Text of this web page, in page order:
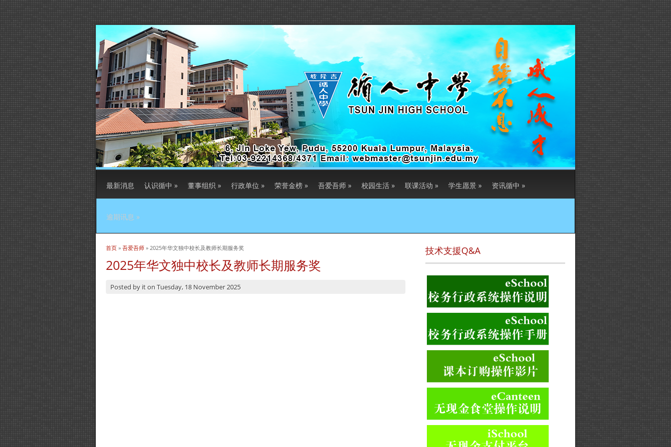
最新消息 认识循中 » 董事组织 » 行政单位 » 荣誉金榜 » 吾爱吾师 » 校园生活 » 联课活动 » 学生愿景 » 资讯循中 »
逾期讯息 »
当前位置
首页 » 吾爱吾师 » 2025年华文独中校长及教师长期服务奖
2025年华文独中校长及教师长期服务奖
Posted by iton Tuesday, 18 November 2025
技术支援Q&A